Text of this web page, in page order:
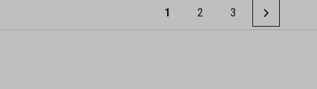
1 2 3